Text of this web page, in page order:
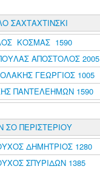
ΣΑΧΤΑΧΤΙΝΣΚΙ
ΚΟΣΜΑΣ 1590
ΑΠΟΣΤΟΛΟΣ 2005
ΓΕΩΡΓΙΟΣ 1005
ΠΑΝΤΕΛΕΗΜΩΝ 1590
ΣΟ ΠΕΡΙΣΤΕΡΙΟΥ
ΔΗΜΗΤΡΙΟΣ 1280
ΣΠΥΡΙΔΩΝ 1385